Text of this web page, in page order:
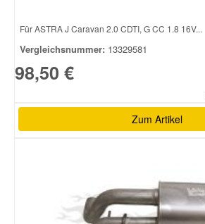
Für ASTRA J Caravan 2.0 CDTI, G CC 1.8 16V...
Vergleichsnummer: 13329581
98,50 €
Zum Artikel